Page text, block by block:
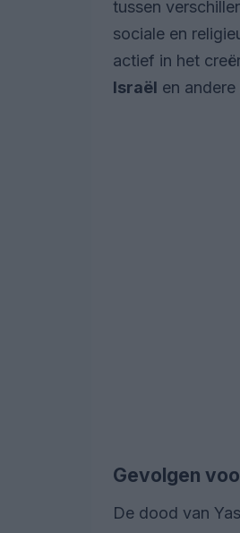
tussen
sociale en
actief in het
Israël en
Gevolgen
De dood van